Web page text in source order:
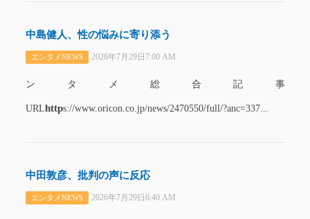
中島健人、性の悩みに寄り添う
エンタメNEWS 2026年7月29日7:00 AM
ンタメ総合記事
URLhttps://www.oricon.co.jp/news/2470550/full/?anc=337...
中田敦彦、批判の声に反応
エンタメNEWS 2026年7月29日6:40 AM